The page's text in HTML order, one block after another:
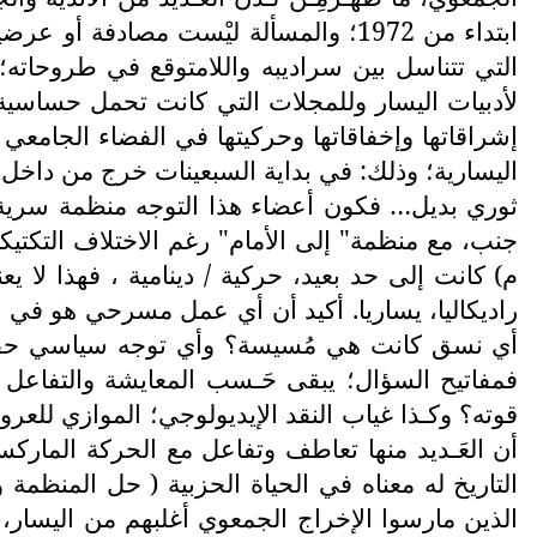
ابتداء من 1972؛ والمسألة ليْست
التي تتناسل بين سراديبه واللامتوقع في
لأدبيات اليسار وللمجلات التي كانت تحمل
إشراقاتها وإخفاقاتها وحركيتها في الفضاء
اليسارية؛ وذلك: في بداية السبعينات خرج من داخل
م) كانت إلى حد بعيد، حركية / دينامية ، فهذا
راديكاليا، يساريا. أكيد أن أي عمل مسرحي هو
أي نسق كانت هي مُسيسة؟ وأي توجه سياسي
فمفاتيح السؤال؛ يبقى حَـسب المعايشة
قوته؟ وكـذا غياب النقد الإيديولوجي؛ الموازي
التاريخ له معناه في الحياة الحزبية ( حل
الذين مارسوا الإخراج الجمعوي أغلبهم من